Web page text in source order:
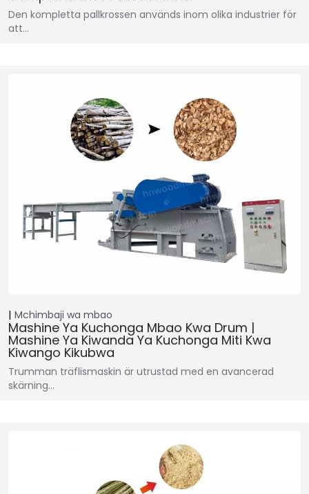
Den kompletta pallkrossen används inom olika industrier för
att…
Mchimbaji wa mbao
Mashine Ya Kuchonga Mbao Kwa Drum |
Mashine Ya Kiwanda Ya Kuchonga Miti Kwa
Kiwango Kikubwa
Trumman träflismaskin är utrustad med en avancerad
skärning…